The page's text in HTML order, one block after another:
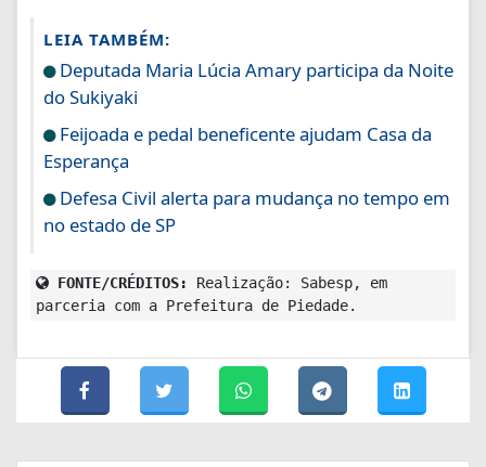
LEIA TAMBÉM:
Deputada Maria Lúcia Amary participa da Noite
do Sukiyaki
Feijoada e pedal beneficente ajudam Casa da
Esperança
Defesa Civil alerta para mudança no tempo em
no estado de SP
FONTE/CRÉDITOS:
Realização: Sabesp, em
parceria com a Prefeitura de Piedade.